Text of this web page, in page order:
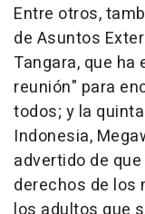
Entre otros,
de Asuntos
Tangara, que
reunión" para
todos; y la
Indonesia,
advertido de
derechos de los